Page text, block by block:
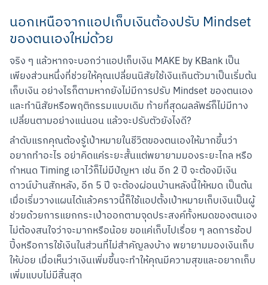
Scan to Download
นอกเหนือจากแอปเก็บเงินต้องปรับ Mindset
ของตนเองใหม่ด้วย
จริง ๆ แล้วหากจะบอกว่าแอปเก็บเงิน MAKE by KBank เป็น
เพียงส่วนหนึ่งที่ช่วยให้คุณเปลี่ยนนิสัยใช้เงินเกินตัวมาเป็นเริ่มต้น
เก็บเงิน อย่างไรก็ตามหากยังไม่มีการปรับ Mindset ของตนเอง
และทำนิสัยหรือพฤติกรรมแบบเดิม ท้ายที่สุดผลลัพธ์ก็ไม่มีทาง
เปลี่ยนตามอย่างแน่นอน แล้วจะปรับตัวยังไงดี?
ลำดับแรกคุณต้องรู้เป้าหมายในชีวิตของตนเองให้มากขึ้นว่า
อยากทำอะไร อย่าคิดแค่ระยะสั้นแต่พยายามมองระยะไกล หรือ
กำหนด Timing เอาไว้ก็ไม่มีปัญหา เช่น อีก 2 ปี จะต้องมีเงิน
ดาวน์บ้านสักหลัง, อีก 5 ปี จะต้องผ่อนบ้านหลังนี้ให้หมด เป็นต้น
เมื่อเริ่มวางแผนได้แล้วคราวนี้ก็ใช้แอปตั้งเป้าหมายเก็บเงินเป็นผู้
ช่วยด้วยการแยกกระเป๋าออกตามจุดประสงค์ทั้งหมดของตนเอง
ไม่ต้องสนใจว่าจะมากหรือน้อย ขอแค่เก็บไปเรื่อย ๆ ลดการช้อป
ปิ้งหรือการใช้เงินในส่วนที่ไม่สำคัญลงบ้าง พยายามมองเงินเก็บ
ให้บ่อย เมื่อเห็นว่าเงินเพิ่มขึ้นจะทำให้คุณมีความสุขและอยากเก็บ
เพิ่มแบบไม่มีสิ้นสุด